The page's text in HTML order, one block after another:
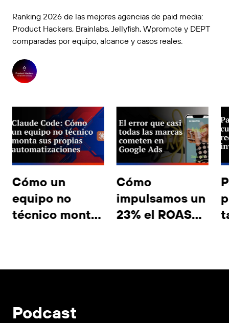
Ranking 2026 de las mejores agencias de paid media:
Product Hackers, Brainlabs, Jellyfish, Wpromote y DEPT
comparadas por equipo, alcance y casos reales.
Cómo un
equipo no
técnico monta
Cómo
impulsamos un
23% el ROAS
Podcast